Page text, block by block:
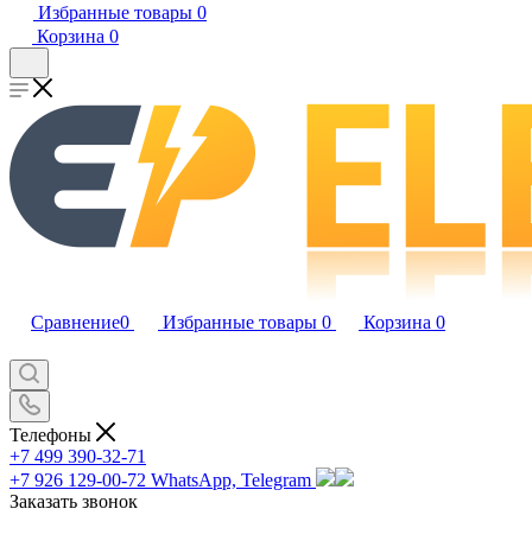
Избранные товары 0
Корзина 0
Сравнение0 Избранные товары 0 Корзина 0
Телефоны
+7 499 390-32-71
+7 926 129-00-72 WhatsApp, Telegram
Заказать звонок